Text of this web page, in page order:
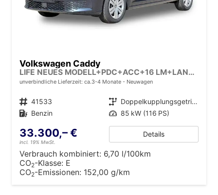
Volkswagen Caddy
LIFE NEUES MODELL+PDC+ACC+16 LM+LANE ASSIST
unverbindliche Lieferzeit: ca.3-4 Monate Neuwagen
Fahrzeugnr. 41533 Getriebe
Doppelkupplungsgetriebe (DSG)
Kraftstoff Benzin Leistung 85 kW (116 PS)
33.300,– €
incl. 19% MwSt.
Details
Verbrauch kombiniert: 6,70 l/100km
CO2-Klasse: E
CO2-Emissionen: 152,00 g/km